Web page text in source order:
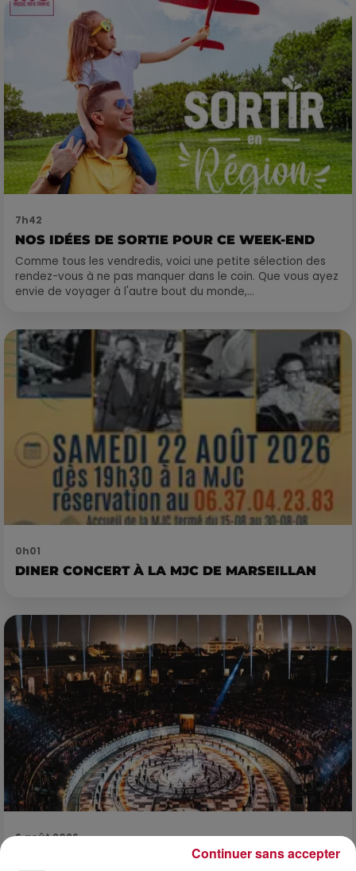
7h42
NOS IDÉES DE SORTIE POUR CE WEEK-END
Comme tous les vendredis, voici une petite sélection des
rendez-vous à ne pas manquer dans le coin. Que vous ayez
envie de voyager à l'autre bout du monde,...
0h01
DINER CONCERT À LA MJC DE MARSEILLAN
6 août 2026
NÎMES : « LE RÊVE DU GLADIATEUR » INVESTIT
Continuer sans accepter